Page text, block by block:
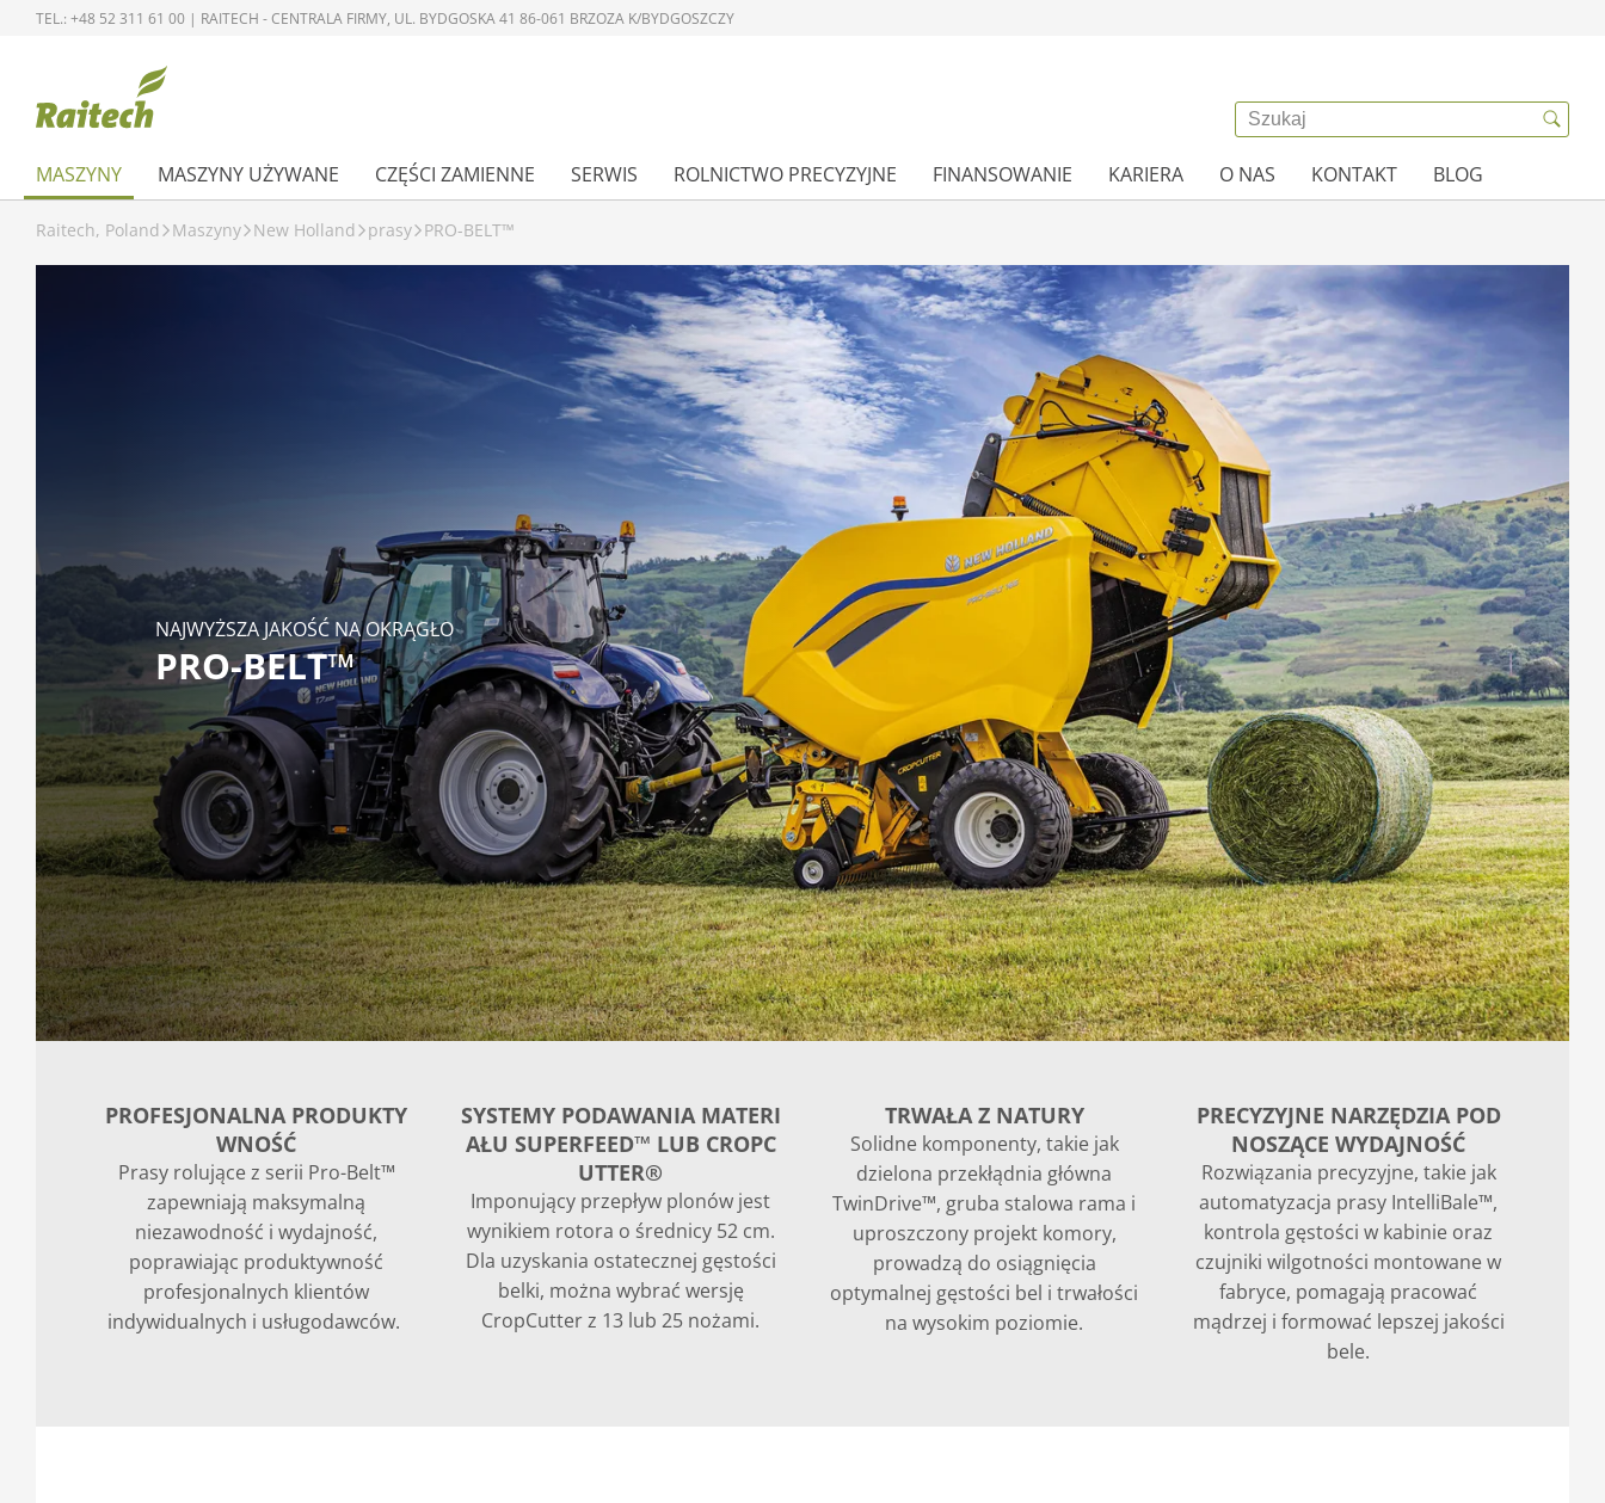
TEL.: +48 52 311 61 00 | RAITECH - CENTRALA FIRMY, UL. BYDGOSKA 41 86-061 BRZOZA K/BYDGOSZCZY
MASZYNY MASZYNY UŻYWANE CZĘŚCI ZAMIENNE SERWIS ROLNICTWO PRECYZYJNE FINANSOWANIE KARIERA O NAS KONTAKT BLOG
Raitech, Poland Maszyny New Holland prasy PRO-BELT™
NAJWYŻSZA JAKOŚĆ NA OKRĄGŁO
PRO-BELT™
PROFESJONALNA PRODUKTY
WNOŚĆ
Prasy rolujące z serii Pro-Belt™
zapewniają maksymalną
niezawodność i wydajność,
poprawiając produktywność
profesjonalnych klientów
indywidualnych i usługodawców.
SYSTEMY PODAWANIA MATERI
AŁU SUPERFEED™ LUB CROPC
UTTER®
Imponujący przepływ plonów jest
wynikiem rotora o średnicy 52 cm.
Dla uzyskania ostatecznej gęstości
belki, można wybrać wersję
CropCutter z 13 lub 25 nożami.
TRWAŁA Z NATURY
Solidne komponenty, takie jak
dzielona przekłądnia główna
TwinDrive™, gruba stalowa rama i
uproszczony projekt komory,
prowadzą do osiągnięcia
optymalnej gęstości bel i trwałości
na wysokim poziomie.
PRECYZYJNE NARZĘDZIA POD
NOSZĄCE WYDAJNOŚĆ
Rozwiązania precyzyjne, takie jak
automatyzacja prasy IntelliBale™,
kontrola gęstości w kabinie oraz
czujniki wilgotności montowane w
fabryce, pomagają pracować
mądrzej i formować lepszej jakości
bele.